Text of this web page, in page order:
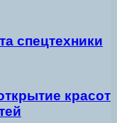
спецтехники
красот